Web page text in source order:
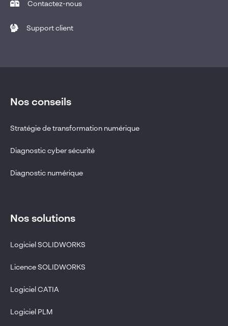
Contactez-nous
Support client
Nos conseils
Stratégie de transformation numérique
Diagnostic cyber sécurité
Diagnostic numérique
Nos solutions
Logiciel SOLIDWORKS
Licence SOLIDWORKS
Logiciel CATIA
Logiciel PLM